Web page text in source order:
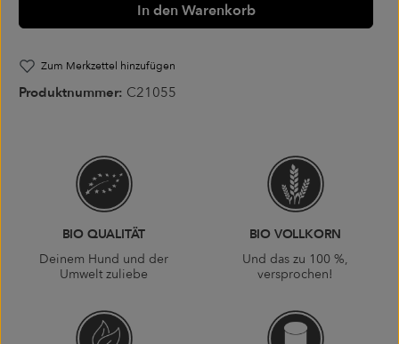
In den Warenkorb
Zum Merkzettel hinzufügen
Produktnummer: C21055
BIO QUALITÄT
Deinem Hund und der
Umwelt zuliebe
BIO VOLLKORN
Und das zu 100 %,
versprochen!